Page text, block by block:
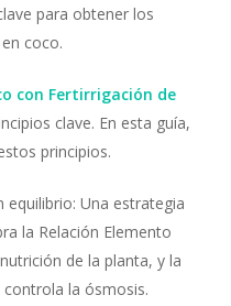
para obtener los
coco.
con Fertirrigación de
clave. En esta guía,
principios.
equilibrio: Una estrategia
la Relación Elemento
de la planta, y la
controla la ósmosis.